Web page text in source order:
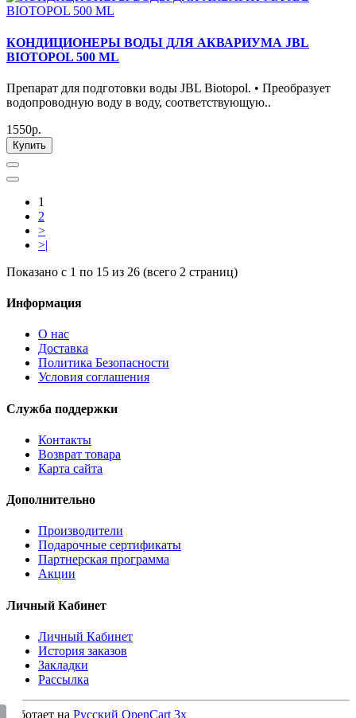
КОНДИЦИОНЕРЫ ВОДЫ ДЛЯ АКВАРИУМА JBL
BIOTOPOL 500 ML
Препарат для подготовки воды JBL Biotopol. • Преобразует
водопроводную воду в воду, соответствующую..
1550р.
Купить
1
2
>
>|
Показано с 1 по 15 из 26 (всего 2 страниц)
Информация
О нас
Доставка
Политика Безопасности
Условия соглашения
Служба поддержки
Контакты
Возврат товара
Карта сайта
Дополнительно
Производители
Подарочные сертификаты
Партнерская программа
Акции
Личный Кабинет
Личный Кабинет
История заказов
Закладки
Рассылка
Работает на Русский OpenCart 3х